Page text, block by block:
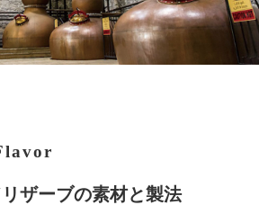
ザーブの素材と製法